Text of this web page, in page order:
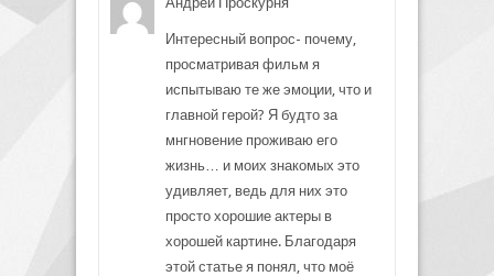
Интересный вопрос- почему,
просматривая фильм я
испытываю те же эмоции, что и
главной герой? Я будто за
мнгновение проживаю его
жизнь… и моих знакомых это
удивляет, ведь для них это
просто хорошие актеры в
хорошей картине. Благодаря
этой статье я понял, что моё